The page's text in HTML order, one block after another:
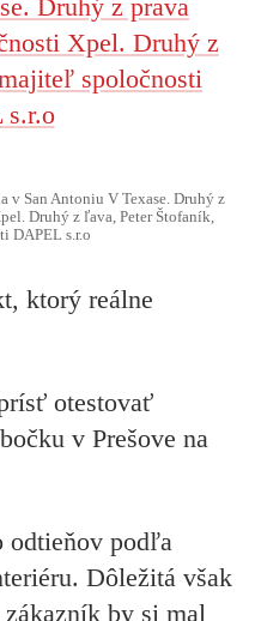
v San Antoniu V Texase. Druhý z
Druhý z ľava, Peter Štofaník,
DAPEL s.r.o
ktorý reálne
otestovať
v Prešove na
odtieňov podľa
Dôležitá však
by si mal